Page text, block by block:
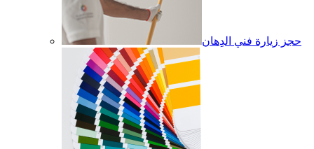
حجز زيارة فني الدِهان